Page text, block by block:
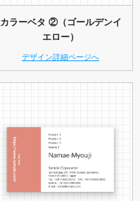
カラーベタ ②（ゴールデンイ
エロー）
デザイン詳細ページへ